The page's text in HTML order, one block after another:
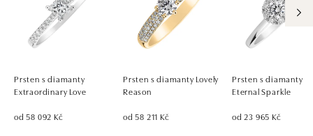
Prsten s diamanty
Extraordinary Love
od 58 092 Kč
Prsten s diamanty Lovely
Reason
od 58 211 Kč
Prsten s diamanty
Eternal Sparkle
od 23 965 Kč